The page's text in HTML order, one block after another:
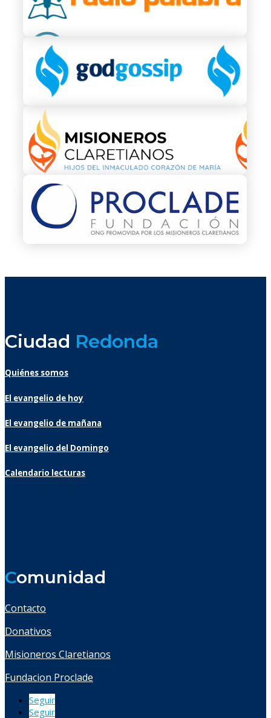
Ciudad Redonda
Quiénes somos
El evangelio de hoy
El evangelio de mañana
El evangelio del Domingo
Calendario lecturas
Comunidad
Contacto
Donativos
Misioneros Claretianos
Fundacion Proclade
Seguir
Seguir